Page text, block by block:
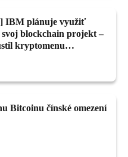
IBM plánuje využiť
blockchain projekt –
kryptomenu
Bitcoinu čínské omezení